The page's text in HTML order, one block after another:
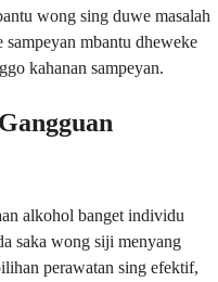
wong sing duwe masalah
mbantu dheweke
kahanan sampeyan.
alkohol banget individu
saka wong siji menyang
perawatan sing efektif,